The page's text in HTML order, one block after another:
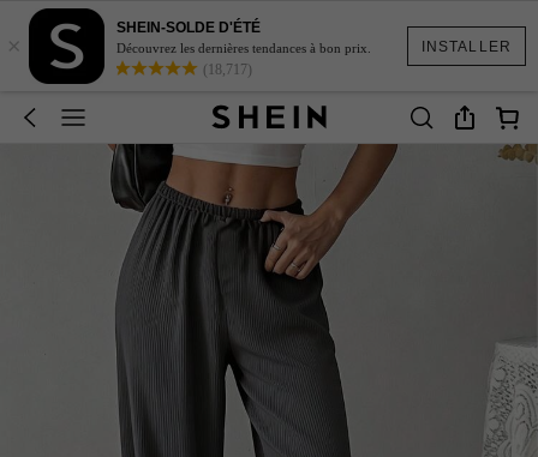
INSTALLER
×
SHEIN-SOLDE D'ÉTÉ
Découvrez les dernières tendances à bon prix.
(18,717)